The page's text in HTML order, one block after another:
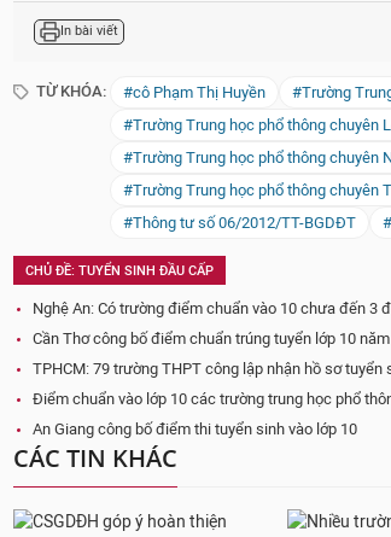
In bài viết
TỪ KHÓA: #cô Phạm Thị Huyền #Trường
#Trường Trung học phổ thông chuyên
#Trường Trung học phổ thông chuyên
#Trường Trung học phổ thông chuyên
#Thông tư số 06/2012/TT-BGDĐT
CHỦ ĐỀ: TUYỂN SINH ĐẦU CẤP
Nghệ An: Có trường điểm chuẩn vào 10 chưa đến 3
Cần Thơ công bố điểm chuẩn trúng tuyển lớp 10
TPHCM: 79 trường THPT công lập nhận hồ sơ
Điểm chuẩn vào lớp 10 các trường trung học phổ
An Giang công bố điểm thi tuyển sinh vào lớp 10
CÁC TIN KHÁC